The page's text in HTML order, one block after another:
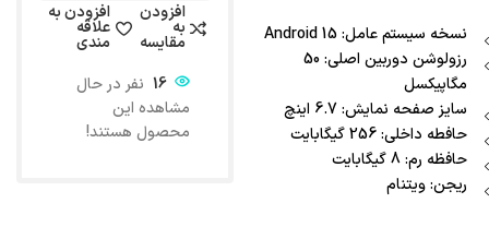
نسخه سیستم عامل: Android 15
رزولوشن دوربین اصلی: 50
مگاپیکسل
سایز صفحه نمایش: 6.7 اینچ
حافطه داخلی: 256 گیگابایت
حافظه رم: 8 گیگابایت
ریجن: ویتنام
افزودن
به
مقایسه
افزودن به
علاقه
مندی
16 نفر در حال
مشاهده این
محصول هستند!